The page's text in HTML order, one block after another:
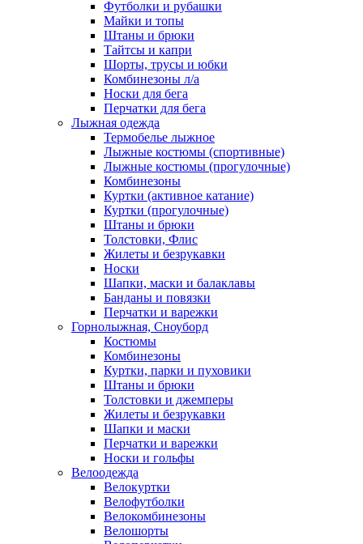
Футболки и рубашки
Майки и топы
Штаны и брюки
Тайтсы и капри
Шорты, трусы и юбки
Комбинезоны л/а
Носки для бега
Перчатки для бега
Лыжная одежда
Термобелье лыжное
Лыжные костюмы (спортивные)
Лыжные костюмы (прогулочные)
Комбинезоны
Куртки (активное катание)
Куртки (прогулочные)
Штаны и брюки
Толстовки, Флис
Жилеты и безрукавки
Носки
Шапки, маски и балаклавы
Банданы и повязки
Перчатки и варежки
Горнолыжная, Сноуборд
Костюмы
Комбинезоны
Куртки, парки и пуховики
Штаны и брюки
Толстовки и джемперы
Жилеты и безрукавки
Шапки и маски
Перчатки и варежки
Носки и гольфы
Велоодежда
Велокуртки
Велофутболки
Велокомбинезоны
Велошорты